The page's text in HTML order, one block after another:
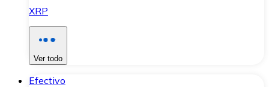
XRP
Ver todo
Efectivo